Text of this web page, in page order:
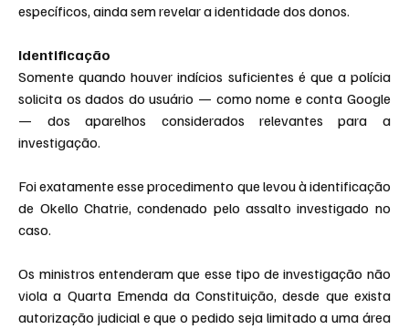
específicos, ainda sem revelar a identidade dos donos.
Identificação
Somente quando houver indícios suficientes é que a polícia
solicita os dados do usuário — como nome e conta Google
— dos aparelhos considerados relevantes para a
investigação.
Foi exatamente esse procedimento que levou à identificação
de Okello Chatrie, condenado pelo assalto investigado no
caso.
Os ministros entenderam que esse tipo de investigação não
viola a Quarta Emenda da Constituição, desde que exista
autorização judicial e que o pedido seja limitado a uma área